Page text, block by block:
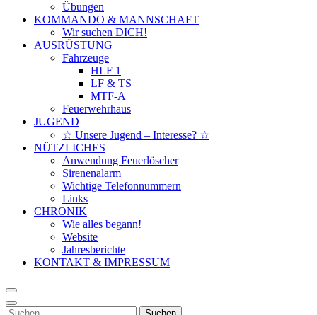
Übungen
KOMMANDO & MANNSCHAFT
Wir suchen DICH!
AUSRÜSTUNG
Fahrzeuge
HLF 1
LF & TS
MTF-A
Feuerwehrhaus
JUGEND
☆ Unsere Jugend – Interesse? ☆
NÜTZLICHES
Anwendung Feuerlöscher
Sirenenalarm
Wichtige Telefonnummern
Links
CHRONIK
Wie alles begann!
Website
Jahresberichte
KONTAKT & IMPRESSUM
Suchen